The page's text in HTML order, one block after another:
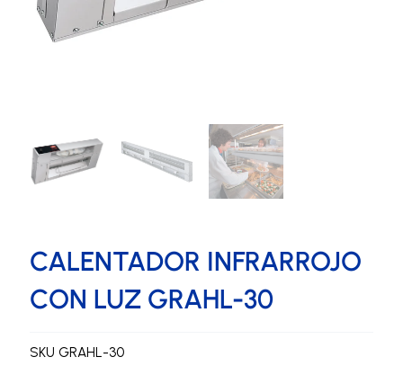
CALENTADOR INFRARROJO
CON LUZ GRAHL-30
SKU GRAHL-30